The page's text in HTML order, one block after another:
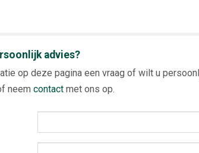
advies?
op deze pagina een vraag of wilt u
neem contact met ons op.